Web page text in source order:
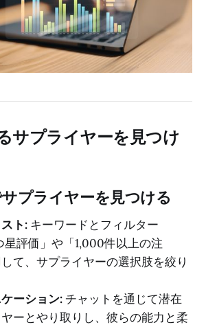
サプライヤーを見つけ
プライヤーを見つける
ト: キーワードとフィルター
星評価」や「1,000件以上の注
て、サプライヤーの選択肢を絞り
ーション: チャットを通じて潜在
ーとやり取りし、彼らの能力と柔